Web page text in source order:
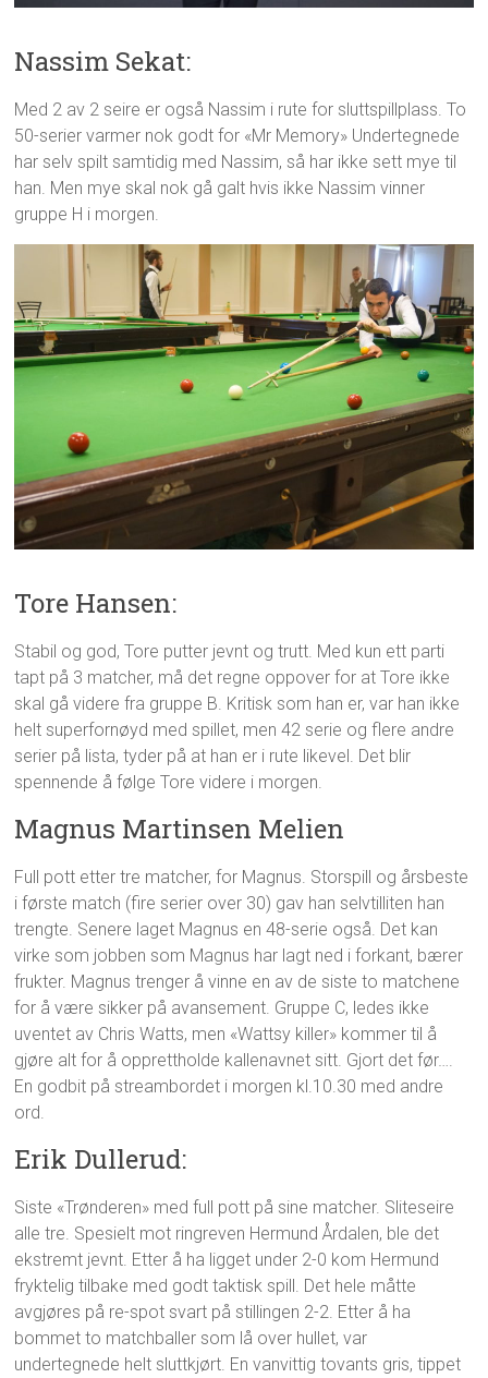
Nassim Sekat:
Med 2 av 2 seire er også Nassim i rute for sluttspillplass. To
50-serier varmer nok godt for «Mr Memory» Undertegnede
har selv spilt samtidig med Nassim, så har ikke sett mye til
han. Men mye skal nok gå galt hvis ikke Nassim vinner
gruppe H i morgen.
Tore Hansen:
Stabil og god, Tore putter jevnt og trutt. Med kun ett parti
tapt på 3 matcher, må det regne oppover for at Tore ikke
skal gå videre fra gruppe B. Kritisk som han er, var han ikke
helt superfornøyd med spillet, men 42 serie og flere andre
serier på lista, tyder på at han er i rute likevel. Det blir
spennende å følge Tore videre i morgen.
Magnus Martinsen Melien
Full pott etter tre matcher, for Magnus. Storspill og årsbeste
i første match (fire serier over 30) gav han selvtilliten han
trengte. Senere laget Magnus en 48-serie også. Det kan
virke som jobben som Magnus har lagt ned i forkant, bærer
frukter. Magnus trenger å vinne en av de siste to matchene
for å være sikker på avansement. Gruppe C, ledes ikke
uventet av Chris Watts, men «Wattsy killer» kommer til å
gjøre alt for å opprettholde kallenavnet sitt. Gjort det før….
En godbit på streambordet i morgen kl.10.30 med andre
ord.
Erik Dullerud:
Siste «Trønderen» med full pott på sine matcher. Sliteseire
alle tre. Spesielt mot ringreven Hermund Årdalen, ble det
ekstremt jevnt. Etter å ha ligget under 2-0 kom Hermund
fryktelig tilbake med godt taktisk spill. Det hele måtte
avgjøres på re-spot svart på stillingen 2-2. Etter å ha
bommet to matchballer som lå over hullet, var
undertegnede helt sluttkjørt. En vanvittig tovants gris, tippet